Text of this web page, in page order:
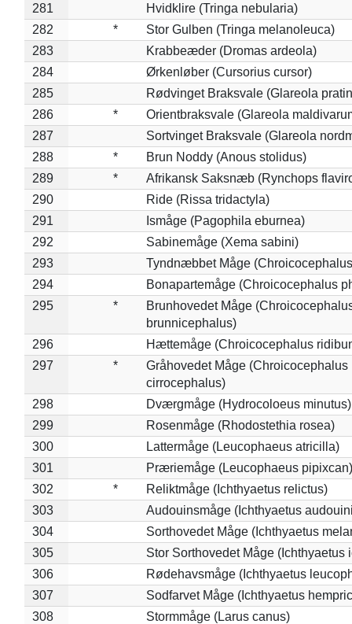
281
Hvidklire (Tringa nebularia)
282
*
Stor Gulben (Tringa melanoleuca)
283
Krabbeæder (Dromas ardeola)
284
Ørkenløber (Cursorius cursor)
285
Rødvinget Braksvale (Glareola
286
*
Orientbraksvale (Glareola
287
Sortvinget Braksvale (Glareola
288
*
Brun Noddy (Anous stolidus)
289
*
Afrikansk Saksnæb (Rynchops
290
Ride (Rissa tridactyla)
291
Ismåge (Pagophila eburnea)
292
Sabinemåge (Xema sabini)
293
Tyndnæbbet Måge
294
Bonapartemåge (Chroicocephalus
295
*
Brunhovedet Måge
brunnicephalus)
296
Hættemåge (Chroicocephalus
297
*
Gråhovedet Måge (Chroicocephalus
cirrocephalus)
298
Dværgmåge (Hydrocoloeus minutus)
299
Rosenmåge (Rhodostethia rosea)
300
Lattermåge (Leucophaeus atricilla)
301
Præriemåge (Leucophaeus pipixcan)
302
*
Reliktmåge (Ichthyaetus relictus)
303
Audouinsmåge (Ichthyaetus
304
Sorthovedet Måge (Ichthyaetus
305
Stor Sorthovedet Måge (Ichthyaetus
306
Rødehavsmåge (Ichthyaetus
307
Sodfarvet Måge (Ichthyaetus
308
Stormmåge (Larus canus)